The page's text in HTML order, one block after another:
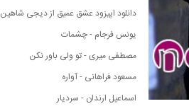
دانلود اپیزود عشق عمیق از دیجی شاهین
یونس فرجام - چشمات
مصطفی میری - تو ولی باور نکن
مسعود فراهانی - آواره
اسماعیل ارندان - سردیار